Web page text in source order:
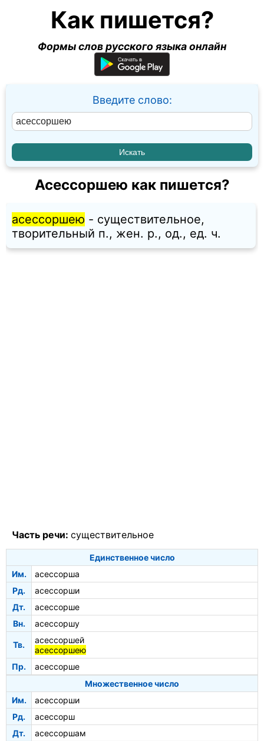
Как пишется?
Формы слов русского языка онлайн
Введите слово:
Асессоршею как пишется?
асессоршею - существительное,
творительный п., жен. p., од., ед. ч.
Часть речи: существительное
Единственное число
Им.
асессорша
Рд.
асессорши
Дт.
асессорше
Вн.
асессоршу
Тв.
асессоршей
асессоршею
Пр.
асессорше
Множественное число
Им.
асессорши
Рд.
асессорш
Дт.
асессоршам